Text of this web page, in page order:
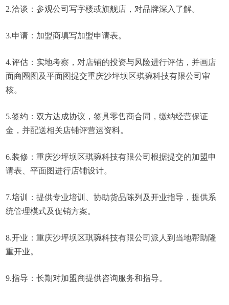
2.洽谈：参观公司写字楼或旗舰店，对品牌深入了解。
3.申请：加盟商填写加盟申请表。
4.评估：实地考察，对店铺的投资与风险进行评估，并画店
面商圈图及平面图提交重庆沙坪坝区琪琬科技有限公司审
核。
5.签约：双方达成协议，签具零售商合同，缴纳经营保证
金，并配送相关店铺评营运资料。
6.装修：重庆沙坪坝区琪琬科技有限公司根据提交的加盟申
请表、平面图进行店铺设计。
7.培训：提供专业培训、协助货品陈列及开业指导，提供系
统管理模式及促销方案。
8.开业：重庆沙坪坝区琪琬科技有限公司派人到当地帮助隆
重开业。
9.指导：长期对加盟商提供咨询服务和指导。